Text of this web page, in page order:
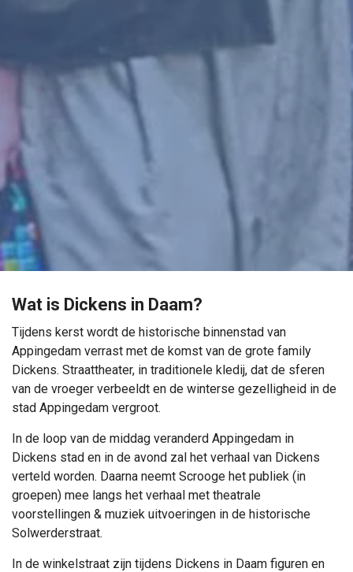
Wat is Dickens in Daam?
Tijdens kerst wordt de historische binnenstad van
Appingedam verrast met de komst van de grote family
Dickens. Straattheater, in traditionele kledij, dat de sferen
van de vroeger verbeeldt en de winterse gezelligheid in de
stad Appingedam vergroot.
In de loop van de middag veranderd Appingedam in
Dickens stad en in de avond zal het verhaal van Dickens
verteld worden. Daarna neemt Scrooge het publiek (in
groepen) mee langs het verhaal met theatrale
voorstellingen & muziek uitvoeringen in de historische
Solwerderstraat.
In de winkelstraat zijn tijdens Dickens in Daam figuren en